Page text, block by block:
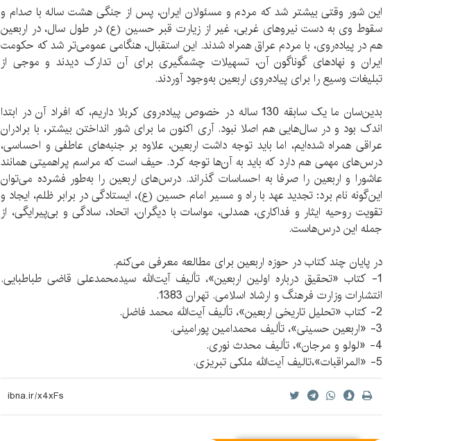
این شور وقتی بیشتر شد که مردم و مسئولان ایران، پس از جنگی هشت ساله با صدام و
سقوط وی به دست نیروهای غربی، غیر از زیارت قبر حسین (ع) در طول سال، در اربعین
هم در پیاده‌روی، با مردم عراق همراه شدند. این استقبال، هنگامی عمومی‌تر شد که حکومت
ایران و نهادهای گوناگون آن، تسهیلات چشمگیری برای آن تدارک دیدند و موجی از
تبلیغات وسیع را برای پیاده‌روی اربعین به‌وجود آوردند.
بدین‌سان ما یک سابقه 130 ساله در خصوص پیاده‌روی کربلا داریم، که افراد آن در ابتدا
اندک بود و در سال‌هایی هم اصلا نبود. آری اکنون ما برای شور انداختن بیشتر، با برادران
عراقی همراه شده‌ایم، اما باید توجه داشت اربعین، علاوه بر جنبه‌های عاطفی و احساسی،
درس‌های مهمی هم دارد که باید به آن‌ها توجه کرد. حیف است که مراسم پراهمیتی همانند
عاشورا و اربعین را صرفا به احساسات گذراند. درس‌های اربعین را به‌طور فشرده می‌توان
این‌گونه نام برد: تجدید عهد با راه و مسیر امام حسین (ع)، ایستادگی در برابر ظلم، ایجاد و
تقویت روحیه ایثار و فداکاری، همدلی، مواسات با دیگران، اتحاد، سادگی و بی‌پیرایگی، از
جمله این درس‌هاست.
در پایان چند کتاب در حوزه اربعین برای مطالعه معرفی می‌کنم.
1- کتاب «تحقیق درباره اولین اربعین»، تألیف آیت‌الله سیدمحمدعلی قاضی طباطبایی.
انتشارات وزارت فرهنگ و ارشاد اسلامی. تهران 1383.
2- کتاب «تحلیل تاریخی اربعین»، تألیف آیت‌الله محمد فاضل.
3- «اربعین حسینی»، تألیف محمدامین پورامینی.
4- «لولو و مرجان»، تألیف محدث نوری.
5- «المراقبات»،تالیف آیت‌الله ملکی تبریزی.